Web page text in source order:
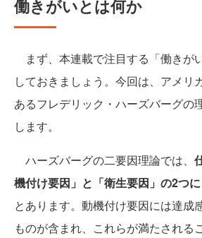
働きがいとは何か
まず、本連載で注目する「働きが
しておきましょう。今回は、アメリ
あるフレデリック・ハーズバーグの
します。
ハーズバーグの二要因理論では、
機付け要因」と「衛生要因」の2つ
とあります。動機付け要因には達成
ものが含まれ、これらが満たされる